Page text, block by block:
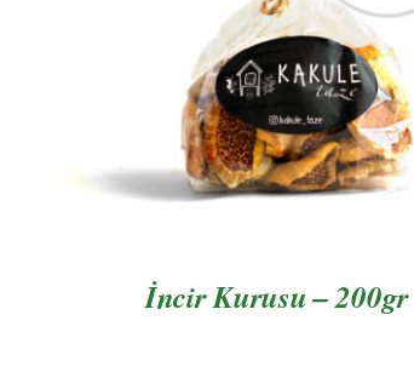
AYRINTILAR
İncir Kurusu – 200gr